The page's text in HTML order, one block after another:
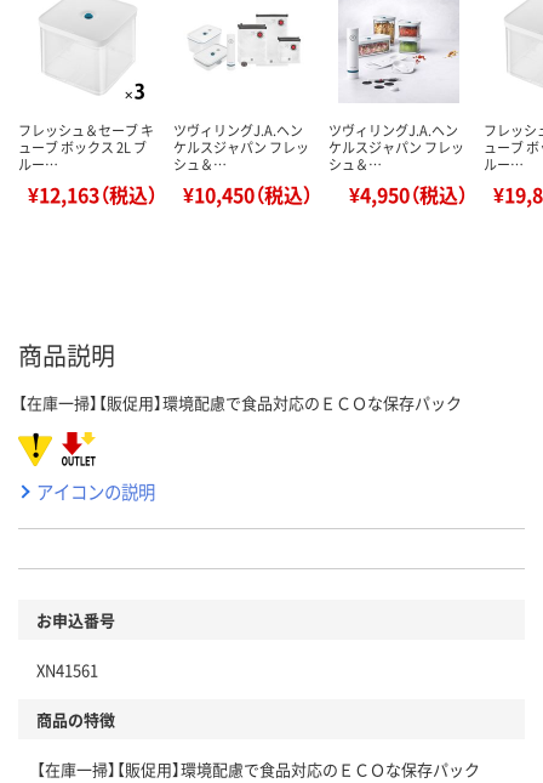
フレッシュ＆セーブ キ
ューブ ボックス 2L ブ
ルー…
¥12,163（税込）
ツヴィリングJ.A.ヘン
ケルスジャパン フレッ
シュ＆…
¥10,450（税込）
ツヴィリングJ.A.ヘン
ケルスジャパン フレッ
シュ＆…
¥4,950（税込）
フレッシ
ューブ
ルー…
商品説明
【在庫一掃】【販促用】環境配慮で食品対応のＥＣＯな保存パック
アイコンの説明
お申込番号
XN41561
商品の特徴
【在庫一掃】【販促用】環境配慮で食品対応のＥＣＯな保存パック